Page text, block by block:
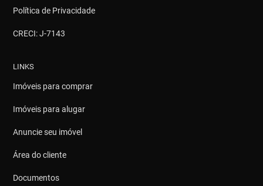
Política de Privacidade
CRECI: J-7143
LINKS
Imóveis para comprar
Imóveis para alugar
Anuncie seu imóvel
Área do cliente
Documentos